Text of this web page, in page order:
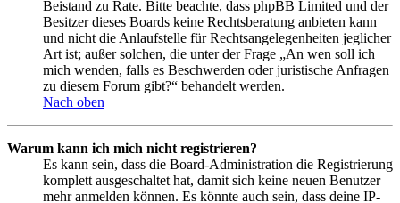
Beistand zu Rate. Bitte beachte, dass phpBB Limited und der
Besitzer dieses Boards keine Rechtsberatung anbieten kann
und nicht die Anlaufstelle für Rechtsangelegenheiten jeglicher
Art ist; außer solchen, die unter der Frage „An wen soll ich
mich wenden, falls es Beschwerden oder juristische Anfragen
zu diesem Forum gibt?“ behandelt werden.
Nach oben
Warum kann ich mich nicht registrieren?
Es kann sein, dass die Board-Administration die Registrierung
komplett ausgeschaltet hat, damit sich keine neuen Benutzer
mehr anmelden können. Es könnte auch sein, dass deine IP-